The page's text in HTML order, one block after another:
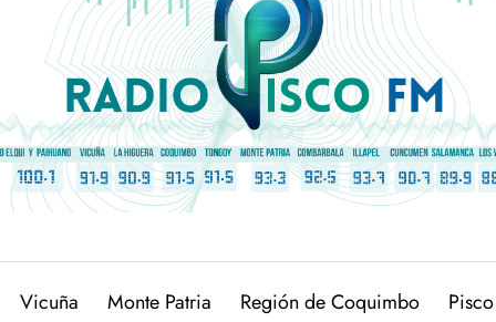
Vicuña Monte Patria Región de Coquimbo